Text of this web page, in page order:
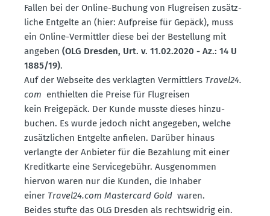
Fallen bei der Online-Buchung von Flugreisen zusätz­
liche Entgelte an (hier: Aufpreise für Gepäck), muss
ein Online-Vermittler diese bei der Bestellung mit
angeben (OLG Dresden, Urt. v. 11.02.2020 - Az.: 14 U
1885/19).
Auf der Webseite des verklagten Vermittlers Travel24.​
com enthielten die Preise für Flugreisen
kein Freigepäck. Der Kunde musste dieses hinzu­
buchen. Es wurde jedoch nicht angegeben, welche
zusätz­lichen Entgelte anfielen. Darüber hinaus
verlangte der Anbieter für die Bezahlung mit einer
Kredit­karte eine Service­gebühr. Ausge­nommen
hiervon waren nur die Kunden, die Inhaber
einer Travel24.​com Mastercard Gold waren.
Beides stufte das OLG Dresden als rechts­widrig ein.